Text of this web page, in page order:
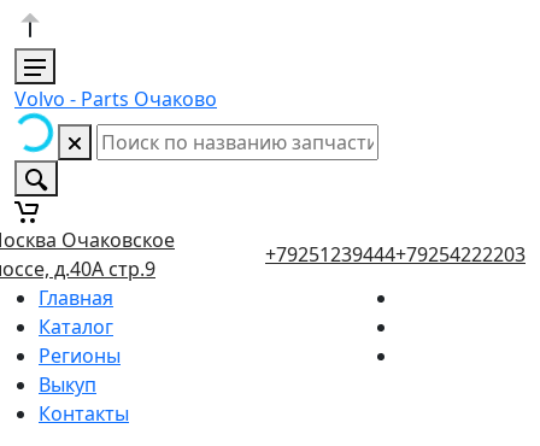
Volvo - Parts Очаково
Очаковское
д.40А стр.9
+79251239444+79254222203
Главная
Каталог
Регионы
Выкуп
Контакты